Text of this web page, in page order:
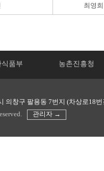
최영희
부 농촌진흥청
의창구 팔용동 7번지 (차상로18
관리자 →